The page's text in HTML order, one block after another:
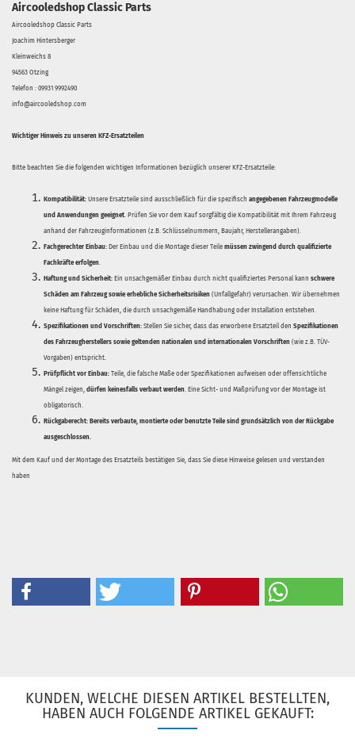
Aircooledshop Classic Parts
Aircooledshop Classic Parts
Joachim Hintersberger
Kleinweichs 8
94563 Otzing
Telefon : 09931 9992490
info@aircooledshop.com
Wichtiger Hinweis zu unseren KFZ-Ersatzteilen
Bitte beachten Sie die folgenden wichtigen Informationen bezüglich unserer KFZ-Ersatzteile:
Kompatibilität: Unsere Ersatzteile sind ausschließlich für die spezifisch angegebenen Fahrzeugmodelle
und Anwendungen geeignet. Prüfen Sie vor dem Kauf sorgfältig die Kompatibilität mit Ihrem Fahrzeug
anhand der Fahrzeuginformationen (z.B. Schlüsselnummern, Baujahr, Herstellerangaben).
Fachgerechter Einbau: Der Einbau und die Montage dieser Teile müssen zwingend durch qualifizierte
Fachkräfte erfolgen.
Haftung und Sicherheit: Ein unsachgemäßer Einbau durch nicht qualifiziertes Personal kann schwere
Schäden am Fahrzeug sowie erhebliche Sicherheitsrisiken (Unfallgefahr) verursachen. Wir übernehmen
keine Haftung für Schäden, die durch unsachgemäße Handhabung oder Installation entstehen.
Spezifikationen und Vorschriften: Stellen Sie sicher, dass das erworbene Ersatzteil den Spezifikationen
des Fahrzeugherstellers sowie geltenden nationalen und internationalen Vorschriften (wie z.B. TÜV-
Vorgaben) entspricht.
Prüfpflicht vor Einbau: Teile, die falsche Maße oder Spezifikationen aufweisen oder offensichtliche
Mängel zeigen, dürfen keinesfalls verbaut werden. Eine Sicht- und Maßprüfung vor der Montage ist
obligatorisch.
Rückgaberecht: Bereits verbaute, montierte oder benutzte Teile sind grundsätzlich von der Rückgabe
ausgeschlossen.
Mit dem Kauf und der Montage des Ersatzteils bestätigen Sie, dass Sie diese Hinweise gelesen und verstanden
haben
KUNDEN, WELCHE DIESEN ARTIKEL BESTELLTEN,
HABEN AUCH FOLGENDE ARTIKEL GEKAUFT: